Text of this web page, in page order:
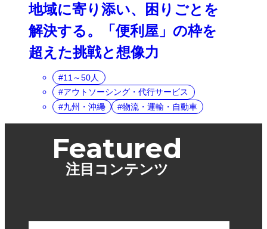
地域に寄り添い、困りごとを
解決する。「便利屋」の枠を
超えた挑戦と想像力
11～50人
アウトソーシング・代行サービス
九州・沖縄
物流・運輸・自動車
Featured
注目コンテンツ